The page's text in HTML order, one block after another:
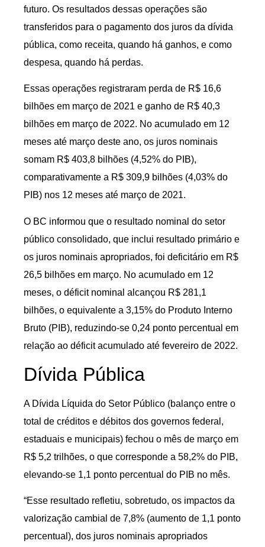
futuro. Os resultados dessas operações são
transferidos para o pagamento dos juros da dívida
pública, como receita, quando há ganhos, e como
despesa, quando há perdas.
Essas operações registraram perda de R$ 16,6
bilhões em março de 2021 e ganho de R$ 40,3
bilhões em março de 2022. No acumulado em 12
meses até março deste ano, os juros nominais
somam R$ 403,8 bilhões (4,52% do PIB),
comparativamente a R$ 309,9 bilhões (4,03% do
PIB) nos 12 meses até março de 2021.
O BC informou que o resultado nominal do setor
público consolidado, que inclui resultado primário e
os juros nominais apropriados, foi deficitário em R$
26,5 bilhões em março. No acumulado em 12
meses, o déficit nominal alcançou R$ 281,1
bilhões, o equivalente a 3,15% do Produto Interno
Bruto (PIB), reduzindo-se 0,24 ponto percentual em
relação ao déficit acumulado até fevereiro de 2022.
Dívida Pública
A Dívida Líquida do Setor Público (balanço entre o
total de créditos e débitos dos governos federal,
estaduais e municipais) fechou o mês de março em
R$ 5,2 trilhões, o que corresponde a 58,2% do PIB,
elevando-se 1,1 ponto percentual do PIB no mês.
“Esse resultado refletiu, sobretudo, os impactos da
valorização cambial de 7,8% (aumento de 1,1 ponto
percentual), dos juros nominais apropriados